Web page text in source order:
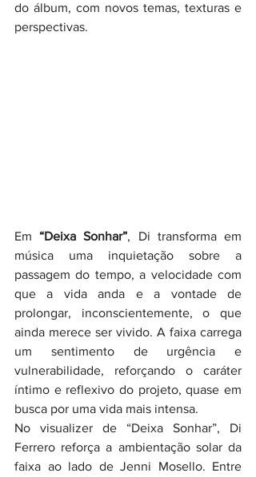
do álbum, com novos temas, texturas e
perspectivas.
Em “Deixa Sonhar”, Di transforma em
música uma inquietação sobre a
passagem do tempo, a velocidade com
que a vida anda e a vontade de
prolongar, inconscientemente, o que
ainda merece ser vivido. A faixa carrega
um sentimento de urgência e
vulnerabilidade, reforçando o caráter
íntimo e reflexivo do projeto, quase em
busca por uma vida mais intensa.
No visualizer de “Deixa Sonhar”, Di
Ferrero reforça a ambientação solar da
faixa ao lado de Jenni Mosello. Entre